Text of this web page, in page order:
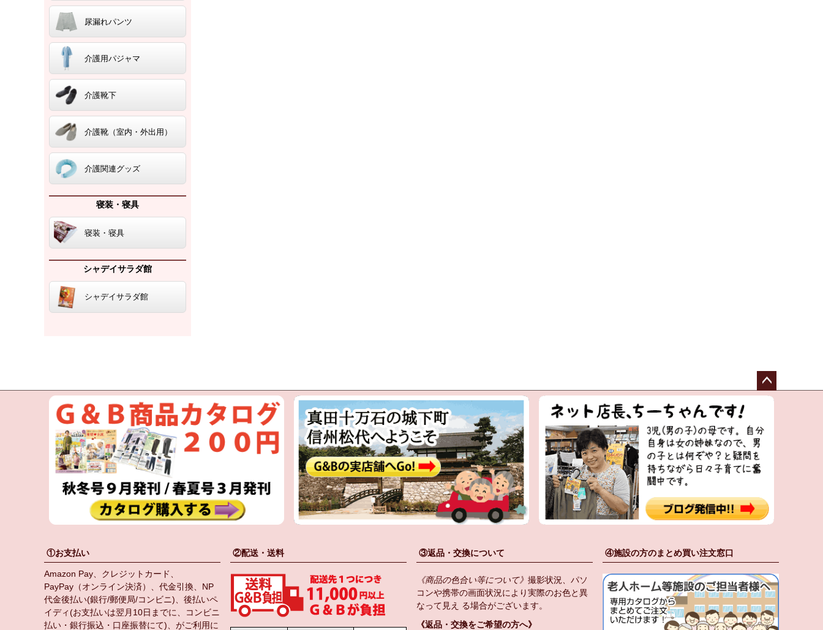
尿漏れパンツ
介護用パジャマ
介護靴下
介護靴（室内・外出用）
介護関連グッズ
寝装・寝具
寝装・寝具
シャデイサラダ館
シャデイサラダ館
ペー
へ
①お支払い
Amazon Pay、クレジットカード、
PayPay（オンライン決済）、代金引換、NP
代金後払い(銀行/郵便局/コンビニ)、後払いペ
イディ(お支払いは翌月10日までに、コンビニ
払い・銀行振込・口座振替にて)、がご利用に
②配送・送料 ③返品・交換について
《商品の色合い等について》 撮影状況、パソ
コンや携帯の画面状況により実際のお色と異
なって見え る場合がございます。
《返品・交換をご希望の方へ》
④施設の方のまとめ買い注文窓口